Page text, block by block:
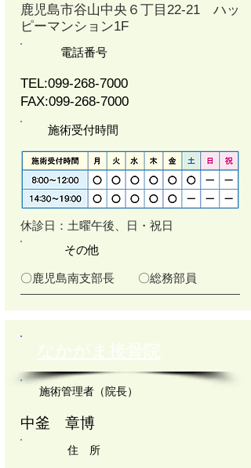
鹿児島市谷山中央６丁目22-21 ハッ
ピーマンション1F
電話番号
TEL:099-268-7000
FAX:099-268-7000
施術受付時間
​休診日：土曜午後、日・祝日
その他
〇鹿児島南支部長 〇総務部員
なかがま接骨院
施術管理者（院長）
中釜 章博
住 所